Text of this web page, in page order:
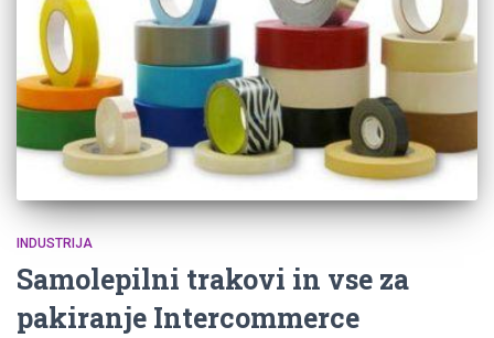
INDUSTRIJA
Samolepilni trakovi in vse za
pakiranje Intercommerce